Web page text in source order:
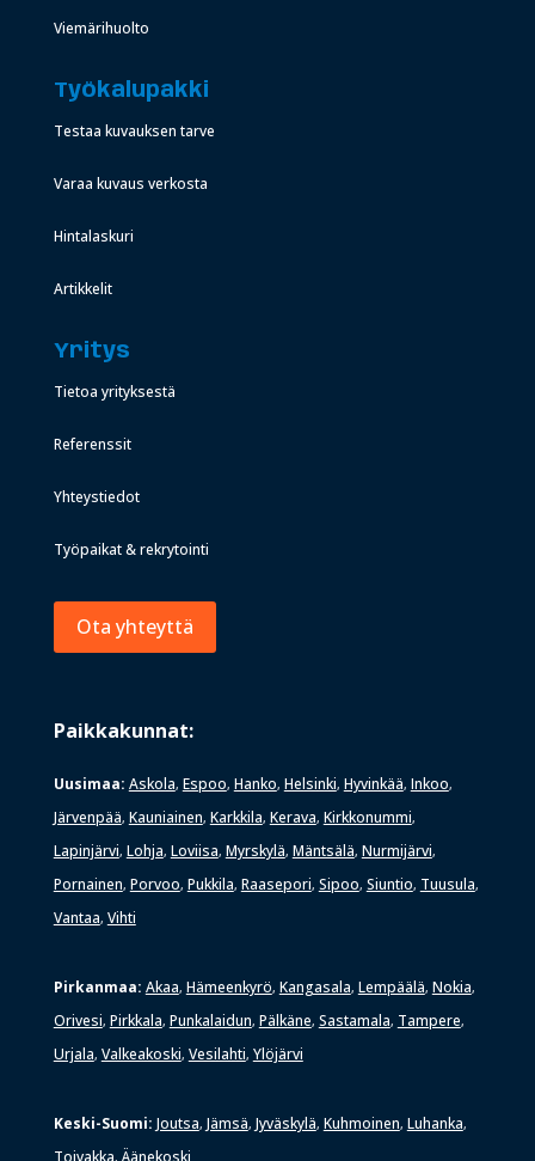
Viemärihuolto
Työkalupakki
Testaa kuvauksen tarve
Varaa kuvaus verkosta
Hintalaskuri
Artikkelit
Yritys
Tietoa yrityksestä
Referenssit
Yhteystiedot
Työpaikat & rekrytointi
Ota yhteyttä
Paikkakunnat:
Uusimaa: Askola, Espoo, Hanko, Helsinki, Hyvinkää, Inkoo,
Järvenpää, Kauniainen, Karkkila, Kerava, Kirkkonummi,
Lapinjärvi, Lohja, Loviisa, Myrskylä, Mäntsälä, Nurmijärvi,
Pornainen, Porvoo, Pukkila, Raasepori, Sipoo, Siuntio, Tuusula,
Vantaa, Vihti
Pirkanmaa: Akaa, Hämeenkyrö, Kangasala, Lempäälä, Nokia,
Orivesi, Pirkkala, Punkalaidun, Pälkäne, Sastamala, Tampere,
Urjala, Valkeakoski, Vesilahti, Ylöjärvi
Keski-Suomi: Joutsa, Jämsä, Jyväskylä, Kuhmoinen, Luhanka,
Toivakka, Äänekoski